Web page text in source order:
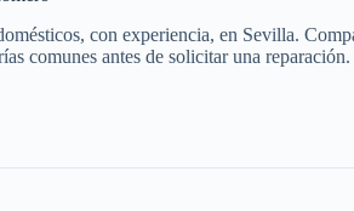
con experiencia, en Sevilla.
comunes antes de solicitar una reparación.